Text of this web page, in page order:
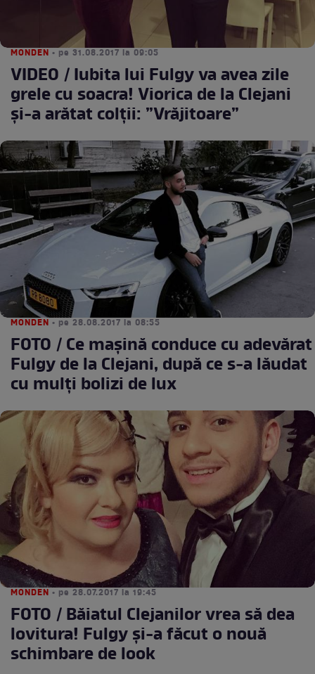
MONDEN • pe 31.08.2017 la 09:05
VIDEO / Iubita lui Fulgy va avea zile
grele cu soacra! Viorica de la Clejani
și-a arătat colții: ”Vrăjitoare”
MONDEN • pe 28.08.2017 la 08:55
FOTO / Ce mașină conduce cu adevărat
Fulgy de la Clejani, după ce s-a lăudat
cu mulți bolizi de lux
MONDEN • pe 28.07.2017 la 19:45
FOTO / Băiatul Clejanilor vrea să dea
lovitura! Fulgy și-a făcut o nouă
schimbare de look